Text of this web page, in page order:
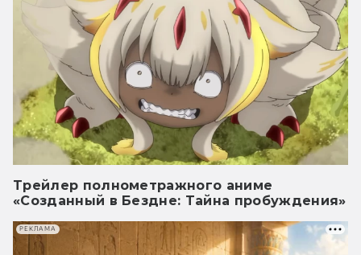
Трейлер полнометражного аниме
«Созданный в Бездне: Тайна пробуждения»
РЕКЛАМА